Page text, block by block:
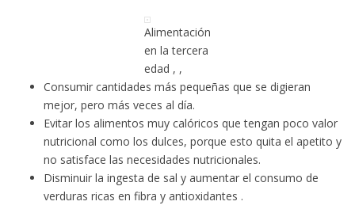
Alimentación
en la tercera
edad , ,
Consumir cantidades más pequeñas que se digieran
mejor, pero más veces al día.
Evitar los alimentos muy calóricos que tengan poco valor
nutricional como los dulces, porque esto quita el apetito y
no satisface las necesidades nutricionales.
Disminuir la ingesta de sal y aumentar el consumo de
verduras ricas en fibra y antioxidantes .